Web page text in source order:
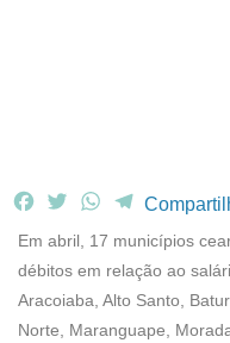
F
c
e
b
o
T
i
t
t
e
W
t
s
A
T
l
e
g
r
Em abril, 17 municípios
débitos em relação ao
Aracoiaba, Alto Santo,
Norte, Maranguape,